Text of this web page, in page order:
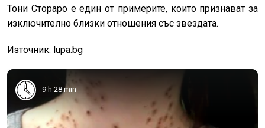
Тони Стораро е един от примерите, които признават за
изключително близки отношения със звездата.
Източник: lupa.bg
9 h 28 min